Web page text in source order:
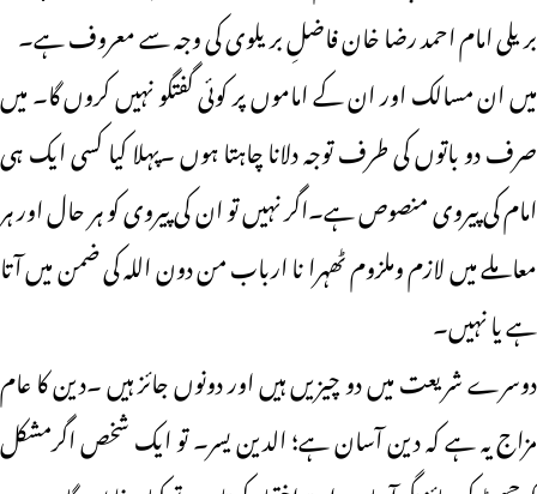
بریلی امام احمد رضا خان فاضلِ بریلوی کی وجہ سے معروف ہے۔
میں ان مسالک اور ان کے اماموں پر کوئی گفتگو نہیں کروں گا۔ میں
صرف دو باتوں کی طرف توجہ دلانا چاہتا ہوں ۔پہلا کیا کسی ایک ہی
امام کی پیروی منصوص ہے۔اگر نہیں تو ان کی پیروی کو ہر حال اور ہر
معاملے میں لازم وملزوم ٹھہرا نا ارباب من دون اللہ کی ضمن میں آتا
ہے یا نہیں۔
دوسرے شریعت میں دو چیزیں ہیں اور دونوں جائز ہیں ۔دین کا عام
مزاج یہ ہے کہ دین آسان ہے؛ الدین یسر۔ تو ایک شخص اگرمشکل